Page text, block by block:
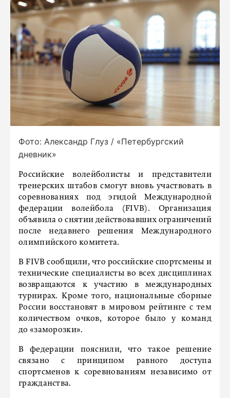
Фото: Александр Глуз / «Петербургский
дневник»
Российские волейболисты и представители
тренерских штабов смогут вновь участвовать в
соревнованиях под эгидой Международной
федерации волейбола (FIVB). Организация
объявила о снятии действовавших ограничений
после недавнего решения Международного
олимпийского комитета.
В FIVB сообщили, что российские спортсмены и
технические специалисты во всех дисциплинах
возвращаются к участию в международных
турнирах. Кроме того, национальные сборные
России восстановят в мировом рейтинге с тем
количеством очков, которое было у команд
до «заморозки».
В федерации пояснили, что такое решение
связано с принципом равного доступа
спортсменов к соревнованиям независимо от
гражданства.